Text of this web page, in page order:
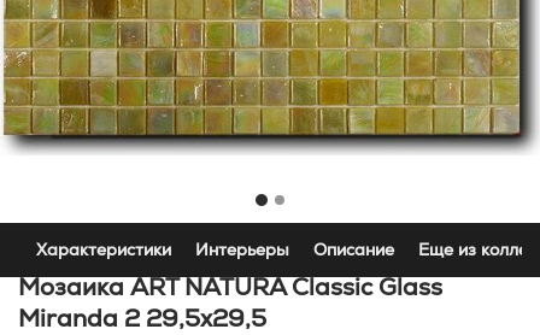
Характеристики Интерьеры Описание Еще из
Мозаика ART NATURA Classic Glass
Miranda 2 29,5x29,5